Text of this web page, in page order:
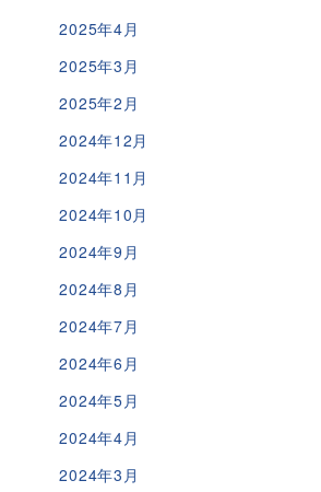
2025年4月
2025年3月
2025年2月
2024年12月
2024年11月
2024年10月
2024年9月
2024年8月
2024年7月
2024年6月
2024年5月
2024年4月
2024年3月